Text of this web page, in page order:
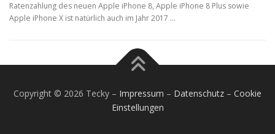
Ratenzahlung des neuen Apple iPhone 8, Apple iPhone 8 Plus sowie
Apple iPhone X ist natürlich auch im Jahr 2017 …
Copyright © 2026 Tecky – Impressum – Datenschutz – Cookie
Einstellungen